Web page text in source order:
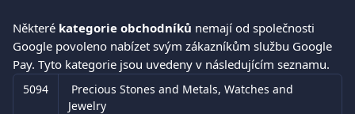
Některé kategorie obchodníků nemají od společnosti
Google povoleno nabízet svým zákazníkům službu Google
Pay. Tyto kategorie jsou uvedeny v následujícím seznamu.
5094
Jewelry